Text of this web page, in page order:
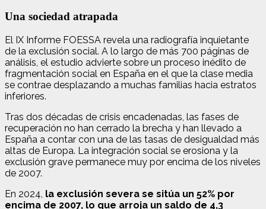
Una sociedad atrapada
El IX Informe FOESSA revela una radiografía inquietante
de la exclusión social. A lo largo de más 700 páginas de
análisis, el estudio advierte sobre un proceso inédito de
fragmentación social en España en el que la clase media
se contrae desplazando a muchas familias hacia estratos
inferiores.
Tras dos décadas de crisis encadenadas, las fases de
recuperación no han cerrado la brecha y han llevado a
España a contar con una de las tasas de desigualdad más
altas de Europa. La integración social se erosiona y la
exclusión grave permanece muy por encima de los niveles
de 2007.
En 2024, la exclusión severa se sitúa un 52% por
encima de 2007, lo que arroja un saldo de 4,3